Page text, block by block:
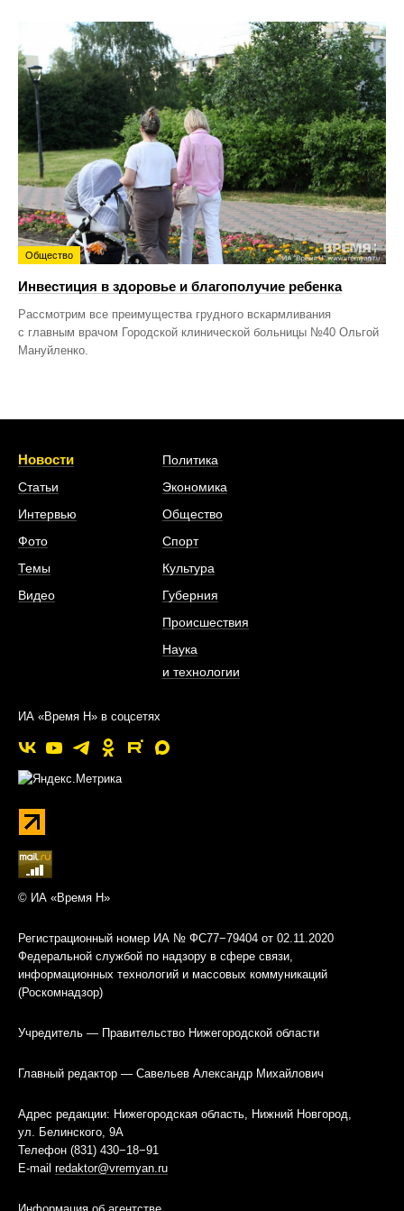
Общество
Инвестиция в здоровье и благополучие ребенка
Рассмотрим все преимущества грудного вскармливания
с главным врачом Городской клинической больницы №40 Ольгой
Мануйленко.
Новости
Статьи
Интервью
Фото
Темы
Видео
Политика
Экономика
Общество
Спорт
Культура
Губерния
Происшествия
Наука
и технологии
ИА «Время Н» в соцсетях
© ИА «Время Н»
Регистрационный номер ИА № ФС77−79404 от 02.11.2020
Федеральной службой по надзору в сфере связи,
информационных технологий и массовых коммуникаций
(Роскомнадзор)
Учредитель — Правительство Нижегородской области
Главный редактор — Савельев Александр Михайлович
Адрес редакции: Нижегородская область, Нижний Новгород,
ул. Белинского, 9А
Телефон (831) 430−18−91
E-mail redaktor@vremyan.ru